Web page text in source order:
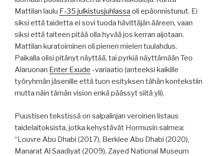
Mattilan laulu F-35 julkistusjuhlassa oli epäonnistunut. Ei
siksi että taidetta ei sovi tuoda hävittäjän ääreen, vaan
siksi että taiteen pitää olla hyvää jos kerran aijotaan.
Mattilan kuratoiminen oli pienen mielen tuulahdus.
Paikalla olisi pitänyt näyttää, tai pyrkiä näyttämään Teo
Alaruonan Enter Exude -variaatio (anteeksi kaikille
työryhmän jäsenille että tuon esityksen tähän kontekstiin
mutta näin tämän vision enkä päässyt siitä yli).
Puustisen tekstissä on salpalinjan veroinen listaus
taidelaitoksista, jotka kehystävät Hormusin salmea:
“Louvre Abu Dhabi (2017), Berklee Abu Dhabi (2020),
Manarat Al Saadiyat (2009), Zayed National Museum